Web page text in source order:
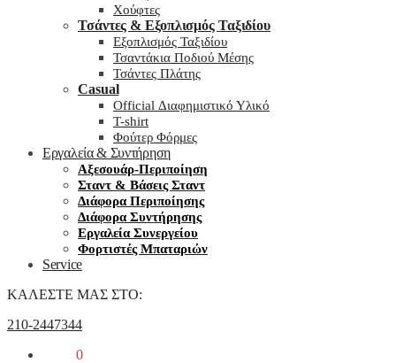
Χούφτες
Τσάντες & Εξοπλισμός Ταξιδίου
Εξοπλισμός Ταξιδίου
Τσαντάκια Ποδιού Μέσης
Τσάντες Πλάτης
Casual
Official Διαφημιστικό Υλικό
T-shirt
Φούτερ Φόρμες
Εργαλεία & Συντήρηση
Αξεσουάρ-Περιποίηση
Σταντ & Βάσεις Σταντ
Διάφορα Περιποίησης
Διάφορα Συντήρησης
Εργαλεία Συνεργείου
Φορτιστές Μπαταριών
Service
ΚΑΛΕΣΤΕ ΜΑΣ ΣΤΟ:
210-2447344
0